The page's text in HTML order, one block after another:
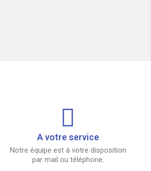
A votre service
Notre équipe est à votre disposition
par mail ou téléphone.